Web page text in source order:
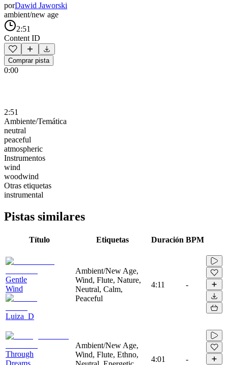
porDawid Jaworski
ambient/new age
2:51
Content ID
Comprar pista
0:00
2:51
Ambiente/Temática
neutral
peaceful
atmospheric
Instrumentos
wind
woodwind
Otras etiquetas
instrumental
Pistas similares
Título Etiquetas Duración BPM
Gentle
Wind
Luiza_D
Ambient/New Age,
Wind, Flute, Nature,
Neutral, Calm,
Peaceful
4:11 -
Through
Dreams
Ambient/New Age,
Wind, Flute, Ethno,
4:01 -